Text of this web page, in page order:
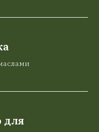
для